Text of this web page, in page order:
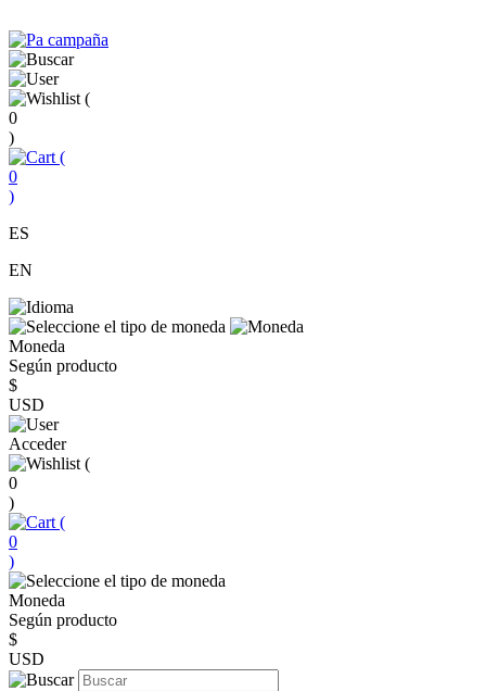
(
0
)
(
0
)
ES
EN
Moneda
Según producto
$
USD
Acceder
(
0
)
(
0
)
Moneda
Según producto
$
USD